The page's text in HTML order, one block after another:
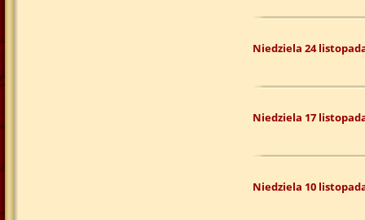
Niedziela 24
Niedziela 17
Niedziela 10